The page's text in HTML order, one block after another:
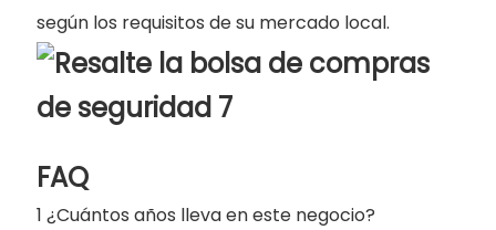
según los requisitos de su mercado local.
FAQ
1 ¿Cuántos años lleva en este negocio?